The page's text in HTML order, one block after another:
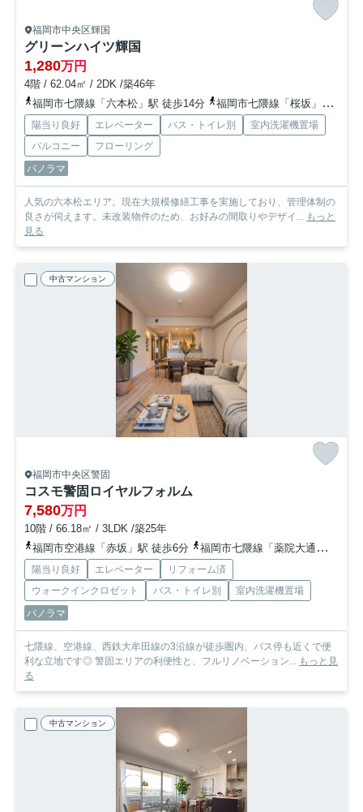
福岡市中央区輝国
グリーンハイツ輝国
1,280万円
4階 / 62.04㎡ / 2DK /築46年
福岡市七隈線「六本松」駅 徒歩14分
福岡市七隈線「桜坂」駅 徒歩15分
陽当り良好 エレベーター バス・トイレ別
室内洗濯機置場
バルコニー
フローリング
パノラマ
人気の六本松エリア。現在大規模修繕工事を実施しており、管理体制の
良さが伺えます。未改装物件のため、お好みの間取りやデザイ... もっと
見る
中古マンション
福岡市中央区警固
コスモ警固ロイヤルフォルム
7,580万円
10階 / 66.18㎡ / 3LDK /築25年
福岡市空港線「赤坂」駅 徒歩6分
福岡市七隈線「薬院大通」駅 徒歩10分
陽当り良好 エレベーター
リフォーム済
ウォークインクロゼット
バス・トイレ別
室内洗濯機置場
パノラマ
七隈線、空港線、西鉄大牟田線の3沿線が徒歩圏内、バス停も近くで便
利な立地です◎ 警固エリアの利便性と、フルリノベーション... もっと見
る
中古マンション